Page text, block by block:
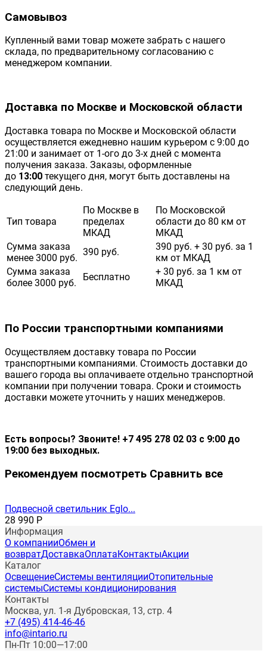
Самовывоз
Купленный вами товар можете забрать с нашего
склада, по предварительному согласованию с
менеджером компании.
Доставка по Москве и Московской области
Доставка товара по Москве и Московской области
осуществляется ежедневно нашим курьером с 9:00 до
21:00 и занимает от 1-ого до 3-х дней с момента
получения заказа. Заказы, оформленные
до 13:00 текущего дня, могут быть доставлены на
следующий день.
Тип товара
По Москве в
пределах
МКАД
По Московской
области до 80 км от
МКАД
Сумма заказа
менее 3000 руб.
390 руб.
390 руб. + 30 руб. за 1
км от МКАД
Сумма заказа
более 3000 руб.
Бесплатно
+ 30 руб. за 1 км от
МКАД
По России транспортными компаниями
Осуществляем доставку товара по России
транспортными компаниями. Стоимость доставки до
вашего города вы оплачиваете отдельно транспортной
компании при получении товара. Сроки и стоимость
доставки можете уточнить у наших менеджеров.
Есть вопросы? Звоните! +7 495 278 02 03 с 9:00 до
19:00 без выходных.
Рекомендуем посмотреть Сравнить все
Подвесной светильник Eglo...
28 990 Р
Информация
О компанииОбмен и
возвратДоставкаОплатаКонтактыАкции
Каталог
ОсвещениеСистемы вентиляцииОтопительные
системыСистемы кондиционирования
Контакты
Москва, ул. 1-я Дубровская, 13, стр. 4
+7 (495) 414-46-46
info@intario.ru
Пн-Пт 10:00—17:00